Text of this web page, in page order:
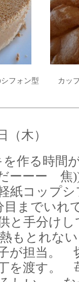
フォン型 カッ
木）
を作る時間
ーーー
軽紙コッ
目までい
と手分け
もとれな
が担当。
を渡す。